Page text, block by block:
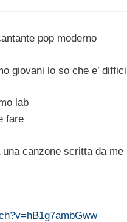
pop moderno
giovani lo so che e’
lab
fare
canzone scritta da me